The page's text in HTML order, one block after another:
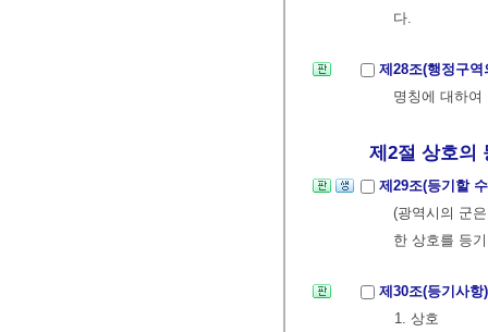
다.
제28조(행정구
명칭에 대하
제2절 상호의
제29조(등기할
(광역시의 군
한 상호를 등
제30조(등기사
1. 상호